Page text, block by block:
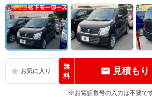
無
料
見積も
※お電話番号の入力は不要です